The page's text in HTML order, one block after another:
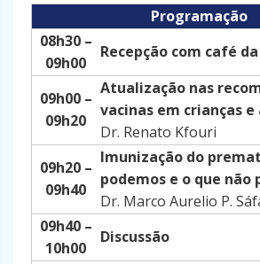
Programação
08h30 –
09h00
Recepção com café
09h00 –
09h20
Atualização nas
vacinas em crianças
Dr. Renato Kfouri
09h20 –
09h40
Imunização do
podemos e o que não
Dr. Marco Aurelio P.
09h40 –
10h00
Discussão